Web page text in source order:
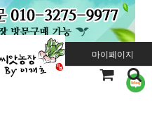
주문조회 마이페이지